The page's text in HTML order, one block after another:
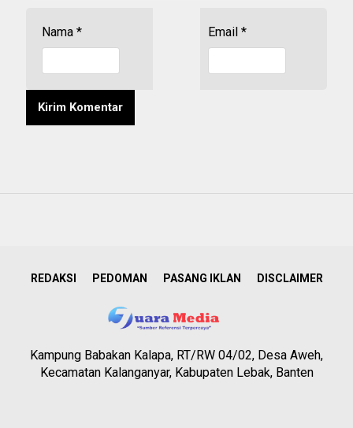
Nama * Email *
REDAKSI PEDOMAN PASANG IKLAN DISCLAIMER
Kampung Babakan Kalapa, RT/RW 04/02, Desa Aweh,
Kecamatan Kalanganyar, Kabupaten Lebak, Banten